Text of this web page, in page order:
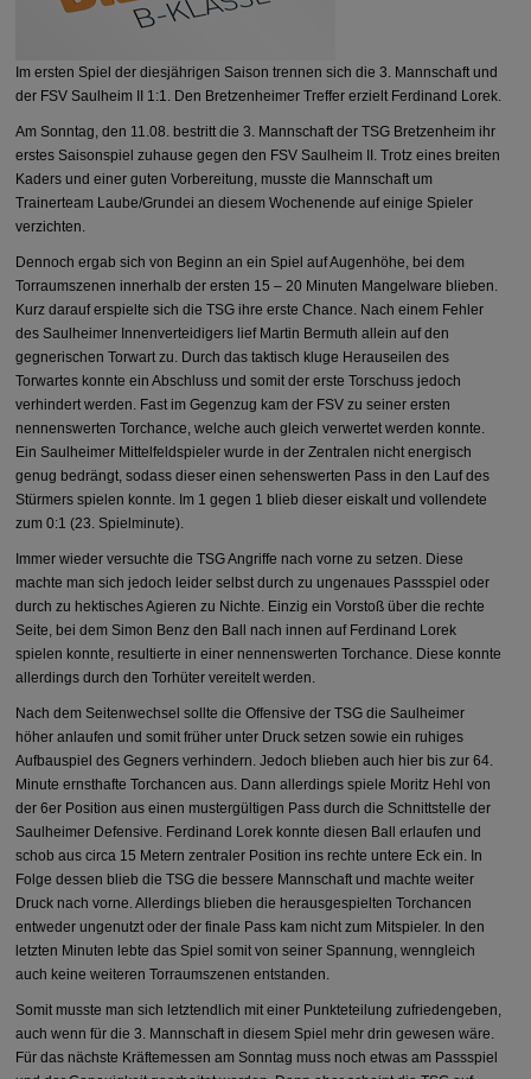
Im ersten Spiel der diesjährigen Saison trennen sich die 3. Mannschaft und
der FSV Saulheim II 1:1. Den Bretzenheimer Treffer erzielt Ferdinand Lorek.
Am Sonntag, den 11.08. bestritt die 3. Mannschaft der TSG Bretzenheim ihr
erstes Saisonspiel zuhause gegen den FSV Saulheim II. Trotz eines breiten
Kaders und einer guten Vorbereitung, musste die Mannschaft um
Trainerteam Laube/Grundei an diesem Wochenende auf einige Spieler
verzichten.
Dennoch ergab sich von Beginn an ein Spiel auf Augenhöhe, bei dem
Torraumszenen innerhalb der ersten 15 – 20 Minuten Mangelware blieben.
Kurz darauf erspielte sich die TSG ihre erste Chance. Nach einem Fehler
des Saulheimer Innenverteidigers lief Martin Bermuth allein auf den
gegnerischen Torwart zu. Durch das taktisch kluge Herauseilen des
Torwartes konnte ein Abschluss und somit der erste Torschuss jedoch
verhindert werden. Fast im Gegenzug kam der FSV zu seiner ersten
nennenswerten Torchance, welche auch gleich verwertet werden konnte.
Ein Saulheimer Mittelfeldspieler wurde in der Zentralen nicht energisch
genug bedrängt, sodass dieser einen sehenswerten Pass in den Lauf des
Stürmers spielen konnte. Im 1 gegen 1 blieb dieser eiskalt und vollendete
zum 0:1 (23. Spielminute).
Immer wieder versuchte die TSG Angriffe nach vorne zu setzen. Diese
machte man sich jedoch leider selbst durch zu ungenaues Passspiel oder
durch zu hektisches Agieren zu Nichte. Einzig ein Vorstoß über die rechte
Seite, bei dem Simon Benz den Ball nach innen auf Ferdinand Lorek
spielen konnte, resultierte in einer nennenswerten Torchance. Diese konnte
allerdings durch den Torhüter vereitelt werden.
Nach dem Seitenwechsel sollte die Offensive der TSG die Saulheimer
höher anlaufen und somit früher unter Druck setzen sowie ein ruhiges
Aufbauspiel des Gegners verhindern. Jedoch blieben auch hier bis zur 64.
Minute ernsthafte Torchancen aus. Dann allerdings spiele Moritz Hehl von
der 6er Position aus einen mustergültigen Pass durch die Schnittstelle der
Saulheimer Defensive. Ferdinand Lorek konnte diesen Ball erlaufen und
schob aus circa 15 Metern zentraler Position ins rechte untere Eck ein. In
Folge dessen blieb die TSG die bessere Mannschaft und machte weiter
Druck nach vorne. Allerdings blieben die herausgespielten Torchancen
entweder ungenutzt oder der finale Pass kam nicht zum Mitspieler. In den
letzten Minuten lebte das Spiel somit von seiner Spannung, wenngleich
auch keine weiteren Torraumszenen entstanden.
Somit musste man sich letztendlich mit einer Punkteteilung zufriedengeben,
auch wenn für die 3. Mannschaft in diesem Spiel mehr drin gewesen wäre.
Für das nächste Kräftemessen am Sonntag muss noch etwas am Passspiel